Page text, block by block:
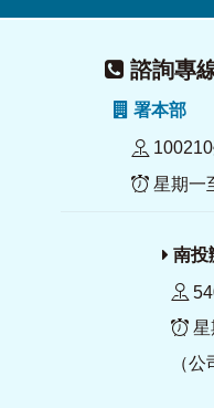
諮詢專
署本部
星期一
南投
星
（